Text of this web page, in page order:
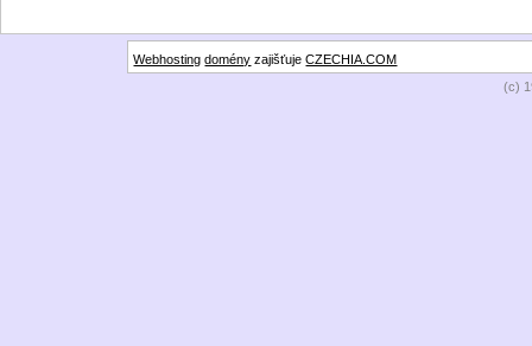
Webhosting domény zajišťujeCZECHIA.COM
(c)